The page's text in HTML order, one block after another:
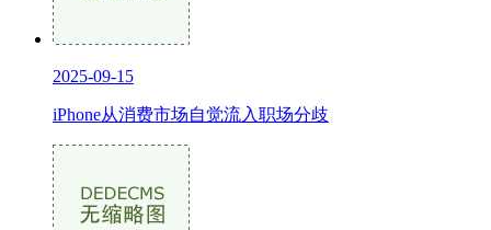
2025-09-15
iPhone从消费市场自觉流入职场分歧